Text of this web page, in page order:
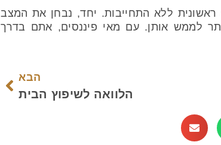
ראשונית ללא התחייבות. יחד, נבחן את המצב
לממש אותן. עם מאי פיננסים, אתם בדרך
הבא
הלוואה לשיפוץ הבית